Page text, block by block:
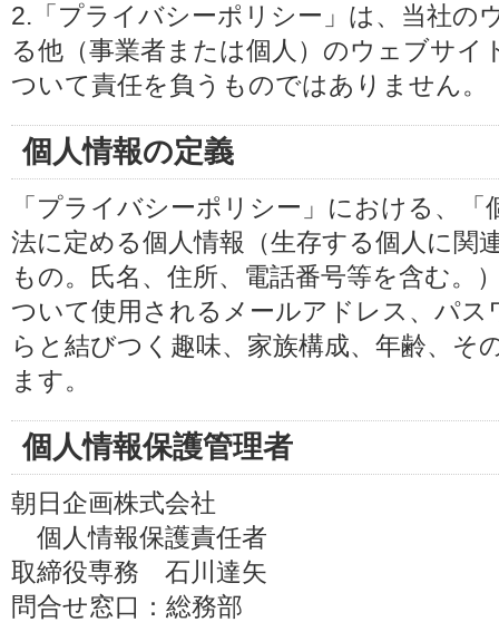
2.「プライバシーポリシー」は、当社の
る他（事業者または個人）のウェブサイ
ついて責任を負うものではありません。
個人情報の定義
「プライバシーポリシー」における、
法に定める個人情報（生存する個人に関
もの。氏名、住所、電話番号等を含む。
ついて使用されるメールアドレス、パ
らと結びつく趣味、家族構成、年齢、そ
ます。
個人情報保護管理者
朝日企画株式会社
個人情報保護責任者
取締役専務 石川達矢
問合せ窓口：総務部